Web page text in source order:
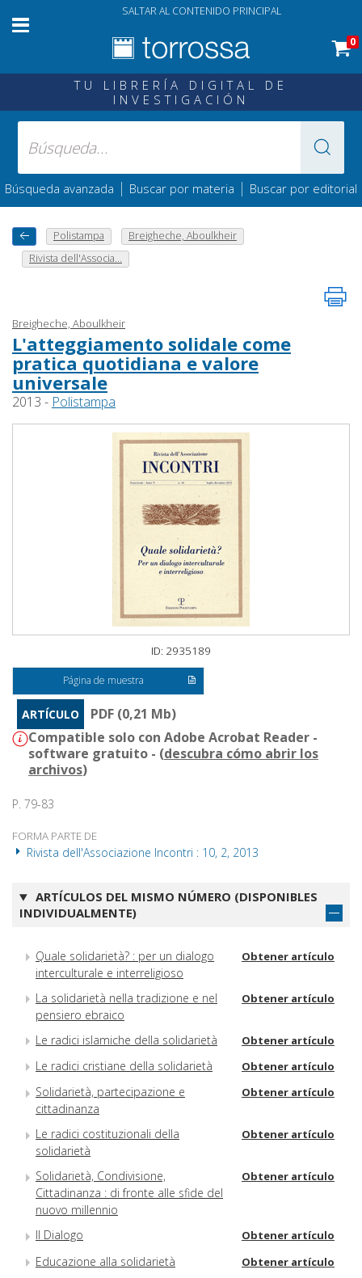
SALTAR AL CONTENIDO PRINCIPAL
0
TU LIBRERÍA DIGITAL DE
INVESTIGACIÓN
Búsqueda avanzada | Buscar por materia | Buscar por editorial
Polistampa
Breigheche, Aboulkheir
Rivista dell'Associa...
Breigheche, Aboulkheir
L'atteggiamento solidale come
pratica quotidiana e valore
universale
2013 - Polistampa
ID: 2935189
Página de muestra
ARTÍCULO
PDF (0,21 Mb)
Compatible solo con Adobe Acrobat Reader -
software gratuito - (descubra cómo abrir los
archivos)
P. 79-83
FORMA PARTE DE
Rivista dell'Associazione Incontri : 10, 2, 2013
ARTÍCULOS DEL MISMO NÚMERO (DISPONIBLES
INDIVIDUALMENTE)
Quale solidarietà? : per un dialogo
interculturale e interreligioso
Obtener artículo
La solidarietà nella tradizione e nel
pensiero ebraico
Obtener artículo
Le radici islamiche della solidarietà Obtener artículo
Le radici cristiane della solidarietà Obtener artículo
Solidarietà, partecipazione e
cittadinanza
Obtener artículo
Le radici costituzionali della
solidarietà
Obtener artículo
Solidarietà, Condivisione,
Cittadinanza : di fronte alle sfide del
nuovo millennio
Obtener artículo
Il Dialogo Obtener artículo
Educazione alla solidarietà Obtener artículo